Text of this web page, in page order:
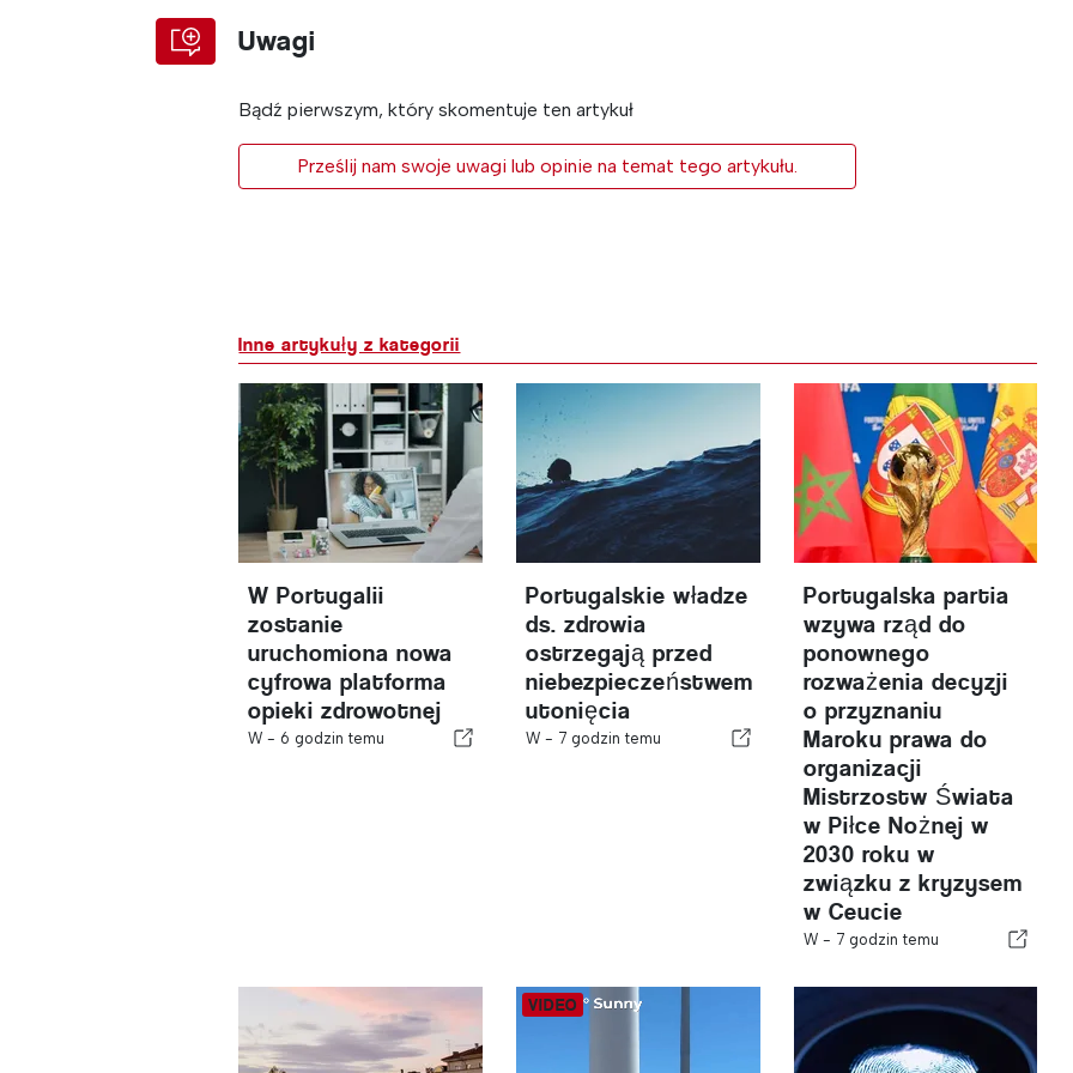
Uwagi
Bądź pierwszym, który skomentuje ten artykuł
Prześlij nam swoje uwagi lub opinie na temat tego artykułu.
Inne artykuły z kategorii
W Portugalii
zostanie
uruchomiona nowa
cyfrowa platforma
opieki zdrowotnej
W - 6 godzin temu
Portugalskie władze
ds. zdrowia
ostrzegają przed
niebezpieczeństwem
utonięcia
W - 7 godzin temu
Portugalska partia
wzywa rząd do
ponownego
rozważenia decyzji
o przyznaniu
Maroku prawa do
organizacji
Mistrzostw Świata
w Piłce Nożnej w
2030 roku w
związku z kryzysem
w Ceucie
W - 7 godzin temu